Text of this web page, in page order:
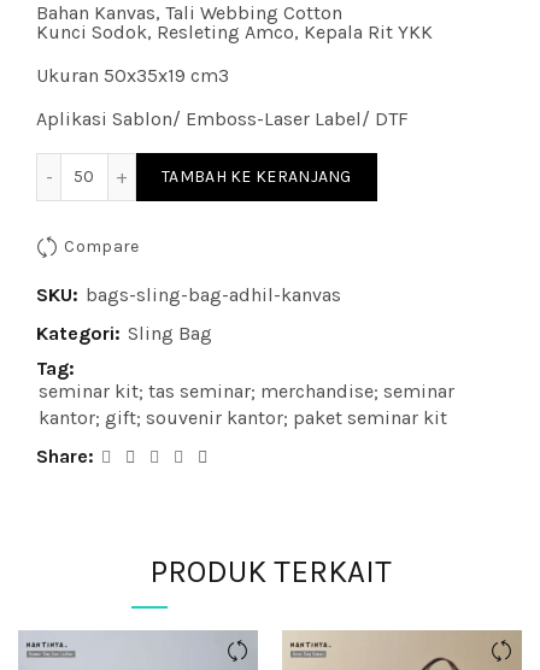
Bahan Kanvas, Tali Webbing Cotton
Kunci Sodok, Resleting Amco, Kepala Rit YKK
Ukuran 50x35x19 cm3
Aplikasi Sablon/ Emboss-Laser Label/ DTF
Kuantitas Adhil Sling Kanvas
TAMBAH KE KERANJANG
Compare
SKU: bags-sling-bag-adhil-kanvas
Kategori: Sling Bag
Tag:
seminar kit; tas seminar; merchandise; seminar
kantor; gift; souvenir kantor; paket seminar kit
Share
PRODUK TERKAIT